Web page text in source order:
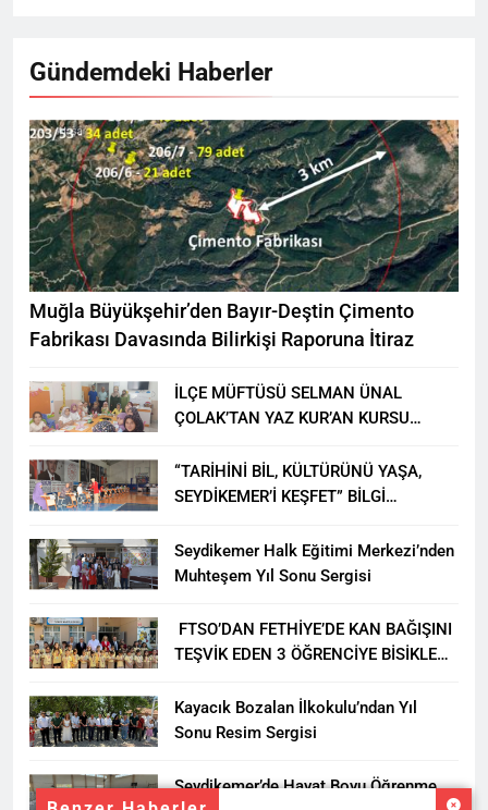
Gündemdeki Haberler
Muğla Büyükşehir’den Bayır-Deştin Çimento
Fabrikası Davasında Bilirkişi Raporuna İtiraz
İLÇE MÜFTÜSÜ SELMAN ÜNAL
ÇOLAK’TAN YAZ KUR’AN KURSU
“TARİHİNİ BİL, KÜLTÜRÜNÜ YAŞA,
SEYDİKEMER’İ KEŞFET” BİLGİ
Seydikemer Halk Eğitimi Merkezi’nden
Muhteşem Yıl Sonu Sergisi
FTSO’DAN FETHİYE’DE KAN BAĞIŞINI
TEŞVİK EDEN 3 ÖĞRENCİYE BİSİKLET
Kayacık Bozalan İlkokulu’ndan Yıl
Sonu Resim Sergisi
Seydikemer’de Hayat Boyu Öğrenme